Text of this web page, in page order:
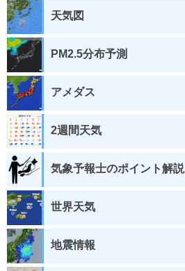
天気図
PM2.5分布予測
アメダス
2週間天気
気象予報士のポイント解説
世界天気
地震情報